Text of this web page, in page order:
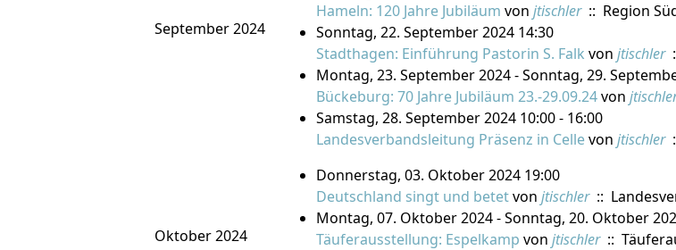
September 2024
Hameln: 120 Jahre Jubiläum von jtischler:: Region
Sonntag, 22. September 2024 14:30
Stadthagen: Einführung Pastorin S. Falk von jtischler
Montag, 23. September 2024 - Sonntag, 29.
Bückeburg: 70 Jahre Jubiläum 23.-29.09.24von
Samstag, 28. September 2024 10:00 - 16:00
Landesverbandsleitung Präsenz in Cellevon jtischler
Oktober 2024
Donnerstag, 03. Oktober 2024 19:00
Deutschland singt und betetvon jtischler::
Montag, 07. Oktober 2024 - Sonntag, 20. Oktober
Täuferausstellung: Espelkamp von jtischler::